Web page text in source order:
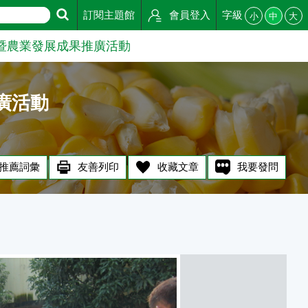
訂閱主題館 會員登入 字級 小 中 大
農業發展成果推廣活動
活動
薦詞彙 友善列印 收藏文章 我要發問